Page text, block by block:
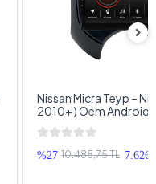
Nissan Micra Teyp –
2010+ ) Oem Android
– Nissan Micra
Teyp
%27 10.485,75 TL